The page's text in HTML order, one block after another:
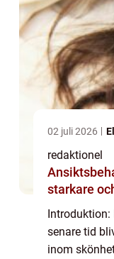
02 juli 2026
redaktionel
starkare
Introduktion:
senare tid
inom